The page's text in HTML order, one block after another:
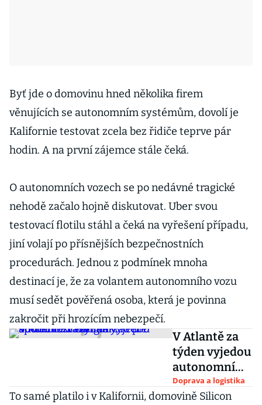
Byť jde o domovinu hned několika firem
věnujících se autonomním systémům, dovolí je
Kalifornie testovat zcela bez řidiče teprve pár
hodin. A na první zájemce stále čeká.
O autonomních vozech se po nedávné tragické
nehodě začalo hojně diskutovat. Uber svou
testovací flotilu stáhl a čeká na vyřešení případu,
jiní volají po přísnějších bezpečnostních
procedurách. Jednou z podmínek mnoha
destinací je, že za volantem autonomního vozu
musí sedět pověřená osoba, která je povinna
zakročit při hrozícím nebezpečí.
V Atlantě za
týden vyjedou
autonomní
kamiony,
které budou
Doprava a logistika
To samé platilo i v Kalifornii, domovině Silicon